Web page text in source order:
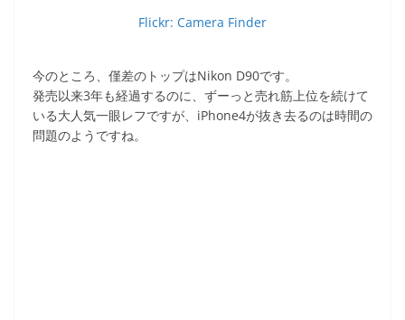
Flickr: Camera Finder
今のところ、僅差のトップはNikon D90です。
発売以来3年も経過するのに、ずーっと売れ筋上位を続けて
いる大人気一眼レフですが、iPhone4が抜き去るのは時間の
問題のようですね。